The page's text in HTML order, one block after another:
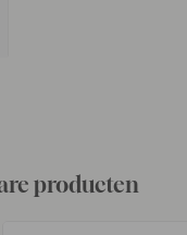
producten